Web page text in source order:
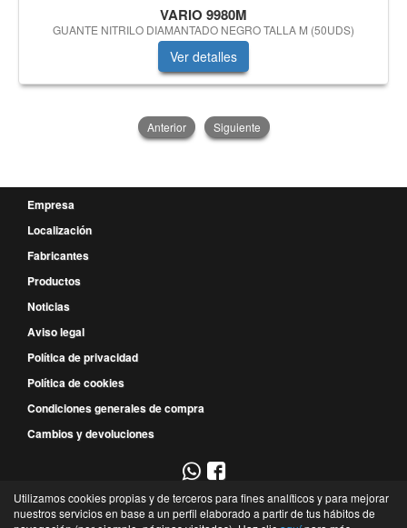
VARIO 9980M
GUANTE NITRILO DIAMANTADO NEGRO TALLA M (50UDS)
Ver detalles
Anterior Siguiente
Empresa
Localización
Fabricantes
Productos
Noticias
Aviso legal
Política de privacidad
Política de cookies
Condiciones generales de compra
Cambios y devoluciones
967 52 29 00
Utilizamos cookies propias y de terceros para fines analíticos y para mejorar
nuestros servicios en base a un perfil elaborado a partir de tus hábitos de